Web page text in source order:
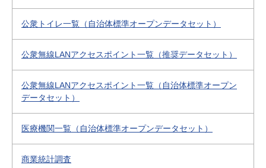
公衆トイレ一覧（自治体標準オープンデータセット）
公衆無線LANアクセスポイント一覧（推奨データセット）
公衆無線LANアクセスポイント一覧（自治体標準オープン
データセット）
医療機関一覧（自治体標準オープンデータセット）
商業統計調査